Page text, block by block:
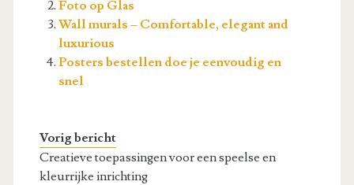
Foto op Glas
Wall murals – Comfortable, elegant and
luxurious
Posters bestellen doe je eenvoudig en
snel
Vorig bericht
Creatieve toepassingen voor een speelse en
kleurrijke inrichting